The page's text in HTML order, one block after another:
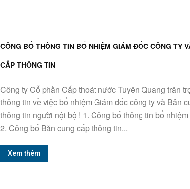
CÔNG BỐ THÔNG TIN BỔ NHIỆM GIÁM ĐỐC CÔNG TY
CẤP THÔNG TIN
Công ty Cổ phần Cấp thoát nước Tuyên Quang trân
thông tin về việc bổ nhiệm Giám đốc công ty và Bản
thông tin người nội bộ ! 1. Công bố thông tin bổ
2. Công bố Bản cung cấp thông tin...
Xem thêm